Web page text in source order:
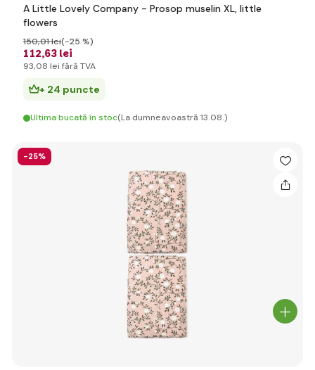
A Little Lovely Company - Prosop muselin XL, little
flowers
112,63 lei
150,01 lei(-25 %)
93,08 lei fără TVA
+ 24 puncte
Ultima bucată în stoc(La dumneavoastră 13.08.)
-25%